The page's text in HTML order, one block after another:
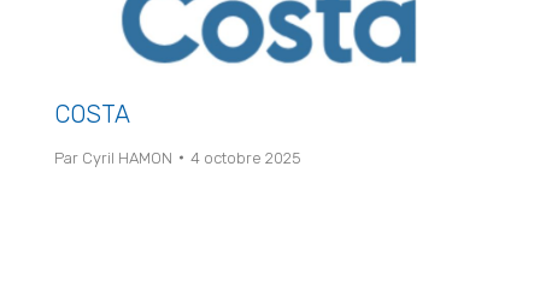
COSTA
Par Cyril HAMON 4 octobre 2025